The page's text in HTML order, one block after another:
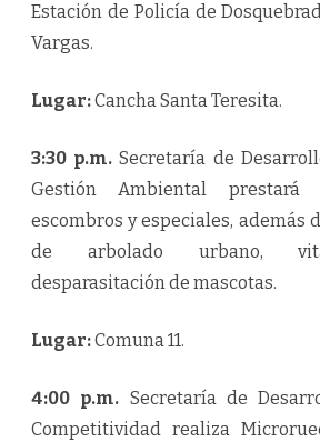
Estación de Policía de
Vargas.
Lugar:Cancha Santa Teresita.
3:30 p.m.Secretaría de
Gestión Ambiental
escombros y especiales, además
de arbolado urbano,
desparasitación de mascotas.
Lugar:Comuna 11.
4:00 p.m. Secretaría de
Competitividad realiza